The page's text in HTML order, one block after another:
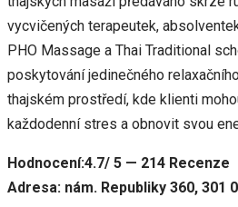
vycvičených terapeutek,
PHO Massage a Thai Traditional
poskytování jedinečného
thajském prostředí, kde klienti
každodenní stres a obnovit svou
Hodnocení:4.7/ 5 — 214 Recenze
Adresa: nám. Republiky 360, 301